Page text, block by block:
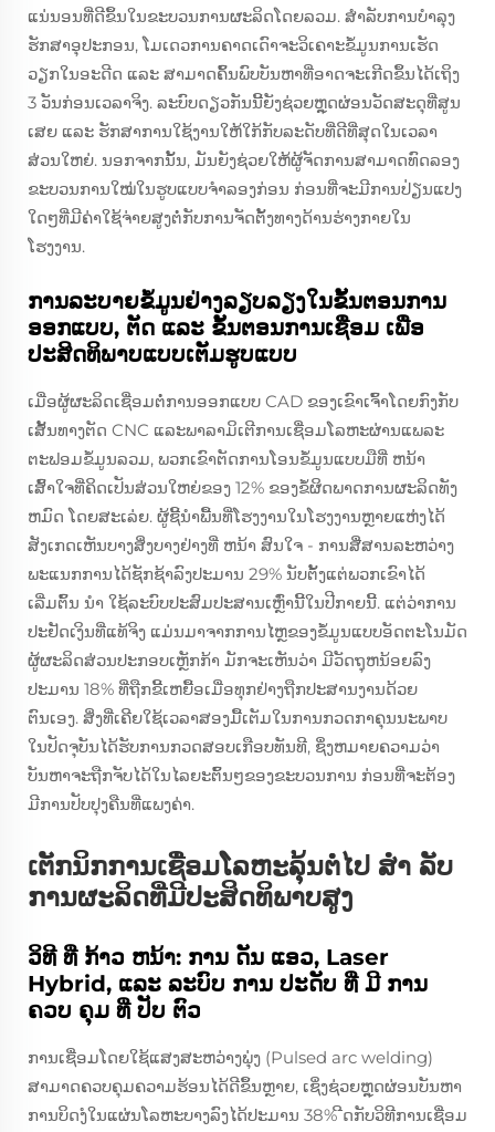
ແນ່ນອນທີ່ດີຂຶ້ນໃນຂະບວນການຜະລິດໂດຍລວມ. ສຳລັບການບຳລຸງ
ຮັກສາອຸປະກອນ, ໂມເດວການຄາດເດົາຈະວິເຄາະຂໍ້ມູນການເຮັດ
ວຽກໃນອະດີດ ແລະ ສາມາດຄົ້ນພົບບັນຫາທີ່ອາດຈະເກີດຂຶ້ນໄດ້ເຖິງ
3 ວັນກ່ອນເວລາຈິງ. ລະບົບດຽວກັນນີ້ຍັງຊ່ວຍຫຼຸດຜ່ອນວັດສະດຸທີ່ສູນ
ເສຍ ແລະ ຮັກສາການໃຊ້ງານໃຫ້ໃກ້ກັບລະດັບທີ່ດີທີ່ສຸດໃນເວລາ
ສ່ວນໃຫຍ່. ນອກຈາກນັ້ນ, ມັນຍັງຊ່ວຍໃຫ້ຜູ້ຈັດການສາມາດທົດລອງ
ຂະບວນການໃໝ່ໃນຮູບແບບຈຳລອງກ່ອນ ກ່ອນທີ່ຈະມີການປ່ຽນແປງ
ໃດໆທີ່ມີຄ່າໃຊ້ຈ່າຍສູງຕໍ່ກັບການຈັດຕັ້ງທາງດ້ານຮ່າງກາຍໃນ
ໂຮງງານ.
ການລະບາຍຂໍ້ມູນຢ່າງລຽບລຽງໃນຂັ້ນຕອນການ
ອອກແບບ, ຕັດ ແລະ ຂັ້ນຕອນການເຊື່ອມ ເພື່ອ
ປະສິດທິພາບແບບເຕັມຮູບແບບ
ເມື່ອຜູ້ຜະລິດເຊື່ອມຕໍ່ການອອກແບບ CAD ຂອງເຂົາເຈົ້າໂດຍກົງກັບ
ເສັ້ນທາງຕັດ CNC ແລະພາລາມິເຕີການເຊື່ອມໂລຫະຜ່ານແພລະ
ຕະຟອມຂໍ້ມູນລວມ, ພວກເຂົາຕັດການໂອນຂໍ້ມູນແບບມືທີ່ ຫນ້າ
ເສົ້າໃຈທີ່ຄິດເປັນສ່ວນໃຫຍ່ຂອງ 12% ຂອງຂໍ້ຜິດພາດການຜະລິດທັງ
ຫມົດ ໂດຍສະເລ່ຍ. ຜູ້ຊີ້ນໍາພື້ນທີ່ໂຮງງານໃນໂຮງງານຫຼາຍແຫ່ງໄດ້
ສັງເກດເຫັນບາງສິ່ງບາງຢ່າງທີ່ ຫນ້າ ສົນໃຈ - ການສື່ສານລະຫວ່າງ
ພະແນກການໄດ້ຊັກຊ້າລົງປະມານ 29% ນັບຕັ້ງແຕ່ພວກເຂົາໄດ້
ເລີ່ມຕົ້ນ ນໍາ ໃຊ້ລະບົບປະສົມປະສານເຫຼົ່ານີ້ໃນປີກາຍນີ້. ແຕ່ວ່າການ
ປະຢັດເງິນທີ່ແທ້ຈິງ ແມ່ນມາຈາກການໄຫຼຂອງຂໍ້ມູນແບບອັດຕະໂນມັດ
ຜູ້ຜະລິດສ່ວນປະກອບເຫຼັກກ້າ ມັກຈະເຫັນວ່າ ມີວັດຖຸຫນ້ອຍລົງ
ປະມານ 18% ທີ່ຖືກຂີ້ເຫຍື້ອເມື່ອທຸກຢ່າງຖືກປະສານງານດ້ວຍ
ຕົນເອງ. ສິ່ງທີ່ເຄີຍໃຊ້ເວລາສອງມື້ເຕັມໃນການກວດກາຄຸນນະພາບ
ໃນປັດຈຸບັນໄດ້ຮັບການກວດສອບເກືອບທັນທີ, ຊຶ່ງຫມາຍຄວາມວ່າ
ບັນຫາຈະຖືກຈັບໄດ້ໃນໄລຍະຕົ້ນໆຂອງຂະບວນການ ກ່ອນທີ່ຈະຕ້ອງ
ມີການປັບປຸງຄືນທີ່ແພງຄ່າ.
ເຕັກນິກການເຊື່ອມໂລຫະລຸ້ນຕໍ່ໄປ ສໍາ ລັບ
ການຜະລິດທີ່ມີປະສິດທິພາບສູງ
ວິທີ ທີ່ ກ້າວ ຫນ້າ: ການ ດັນ ແອວ, Laser
Hybrid, ແລະ ລະບົບ ການ ປະດັບ ທີ່ ມີ ການ
ຄວບ ຄຸມ ທີ່ ປັບ ຕົວ
ການເຊື່ອມໂດຍໃຊ້ແສງສະຫວ່າງພຸ່ງ (Pulsed arc welding)
ສາມາດຄວບຄຸມຄວາມຮ້ອນໄດ້ດີຂຶ້ນຫຼາຍ, ເຊິ່ງຊ່ວຍຫຼຸດຜ່ອນບັນຫາ
ການບິດງໍໃນແຜ່ນໂລຫະບາງລົງໄດ້ປະມານ 38% ີດກັບວິທີການເຊື່ອມ